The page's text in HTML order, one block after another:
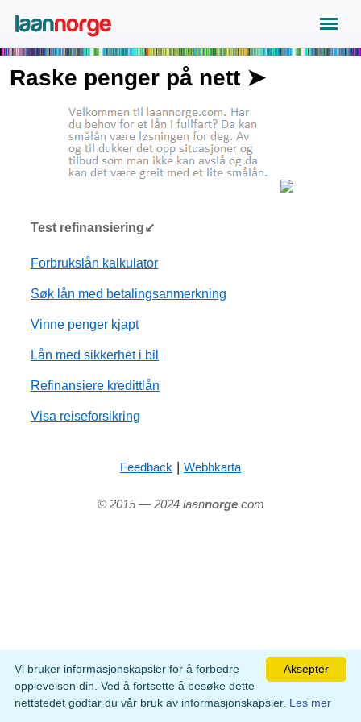
Raske penger på nett ➤
Test refinansiering↙
Forbrukslån kalkulator
Søk lån med betalingsanmerkning
Vinne penger kjapt
Lån med sikkerhet i bil
Refinansiere kredittlån
Visa reiseforsikring
Feedback | Webbkarta
© 2015 — 2024 laannorge.com
Aksepter
Vi bruker informasjonskapsler for å forbedre
opplevelsen din. Ved å fortsette å besøke dette
nettstedet godtar du vår bruk av informasjonskapsler. Les mer